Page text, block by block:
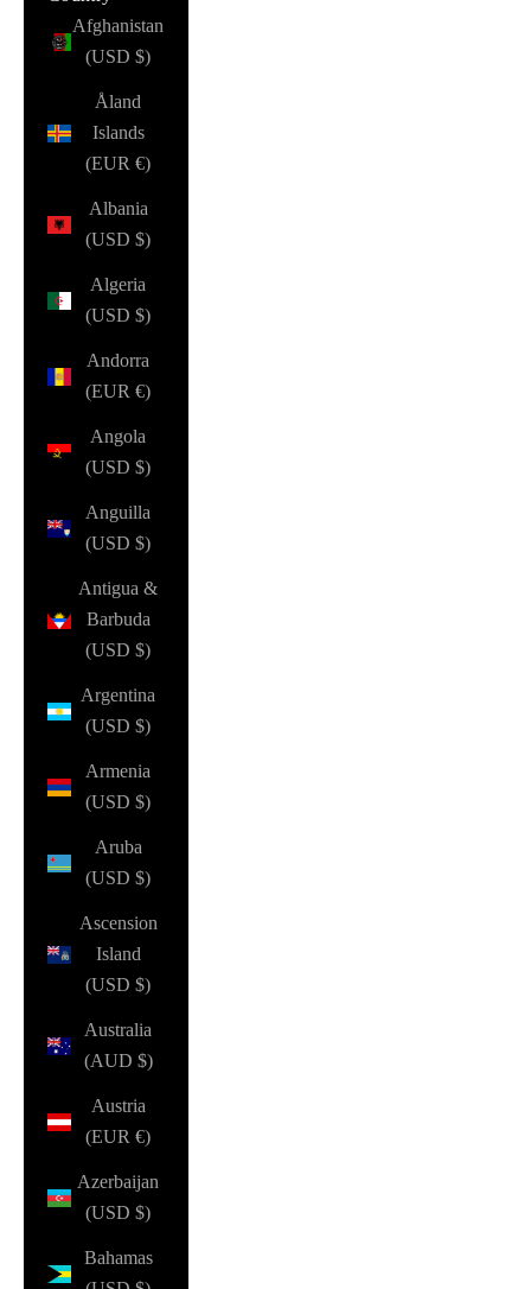
Afghanistan
(USD $)
Åland
Islands
(EUR €)
Albania
(USD $)
Algeria
(USD $)
Andorra
(EUR €)
Angola
(USD $)
Anguilla
(USD $)
Antigua &
Barbuda
(USD $)
Argentina
(USD $)
Armenia
(USD $)
Aruba
(USD $)
Ascension
Island
(USD $)
Australia
(AUD $)
Austria
(EUR €)
Azerbaijan
(USD $)
Bahamas